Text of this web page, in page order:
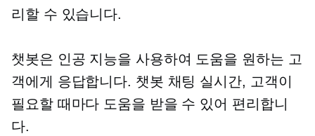
리할 수 있습니다.
챗봇은 인공 지능을 사용하여 도움을 원하는 고
객에게 응답합니다. 챗봇 채팅 실시간, 고객이
필요할 때마다 도움을 받을 수 있어 편리합니
다.